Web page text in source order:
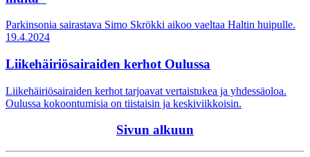
Parkinsonia sairastava Simo Skrökki aikoo vaeltaa Haltin huipulle.
19.4.2024
Liikehäiriösairaiden kerhot Oulussa
Liikehäiriösairaiden kerhot tarjoavat vertaistukea ja yhdessäoloa.
Oulussa kokoontumisia on tiistaisin ja keskiviikkoisin.
Sivun alkuun